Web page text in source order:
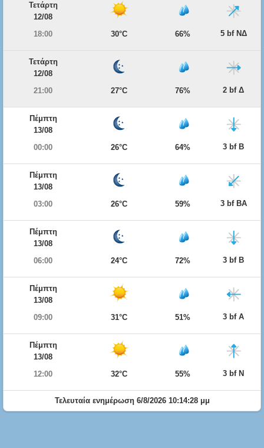
Τετάρτη
12/08
18:00
30°C 66% 5 bf ΝΔ
Τετάρτη
12/08
21:00
27°C 76% 2 bf Δ
Πέμπτη
13/08
00:00
26°C 64% 3 bf Β
Πέμπτη
13/08
03:00
26°C 59% 3 bf ΒΑ
Πέμπτη
13/08
06:00
24°C 72% 3 bf Β
Πέμπτη
13/08
09:00
31°C 51% 3 bf Α
Πέμπτη
13/08
12:00
32°C 55% 3 bf Ν
Τελευταία ενημέρωση 6/8/2026 10:14:28 μμ